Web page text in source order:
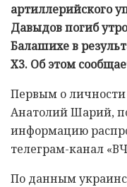
артиллерийского
Давыдов погиб
Балашихе в
X3. Об этом
Первым о
Анатолий Шарий,
информацию
телеграм-канал
По данным